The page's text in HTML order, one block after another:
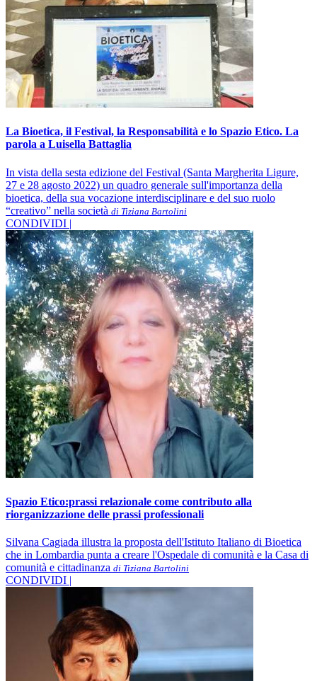
La Bioetica, il Festival, la Responsabilità e lo Spazio Etico. La
parola a Luisella Battaglia
In vista della sesta edizione del Festival (Santa Margherita Ligure,
27 e 28 agosto 2022) un quadro generale sull'importanza della
bioetica, della sua vocazione interdisciplinare e del suo ruolo
“creativo” nella società di Tiziana Bartolini
CONDIVIDI |
Spazio Etico:prassi relazionale come contributo alla
riorganizzazione delle prassi professionali
Silvana Cagiada illustra la proposta dell'Istituto Italiano di Bioetica
che in Lombardia punta a creare l'Ospedale di comunità e la Casa di
comunità e cittadinanza di Tiziana Bartolini
CONDIVIDI |